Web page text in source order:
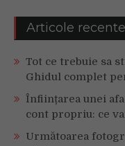
Articole recente
Tot ce trebuie sa
Ghidul complet
Înființarea unei
cont propriu: ce
Următoarea